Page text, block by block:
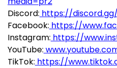
Discord: https://
Facebook: https://
Instagram: https://
YouTube:
TikTok: https://